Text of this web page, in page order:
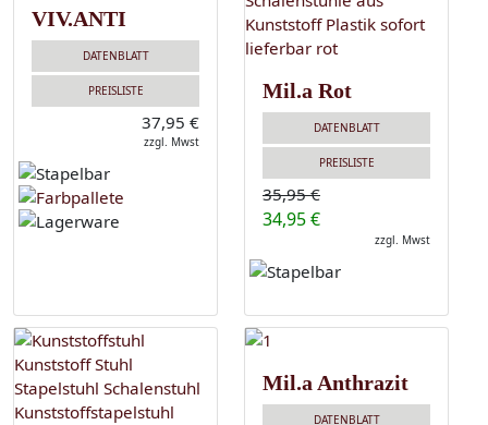
VIV.ANTI
DATENBLATT
PREISLISTE
37,95 €
zzgl. Mwst
Mil.a Rot
DATENBLATT
PREISLISTE
35,95 €
34,95 €
zzgl. Mwst
Mil.a Anthrazit
DATENBLATT